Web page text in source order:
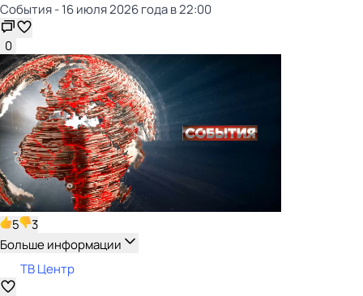
События - 16 июля 2026 года в 22:00
0
5
3
Больше информации
ТВ Центр